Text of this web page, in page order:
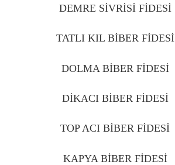
DEMRE SİVRİSİ FİDESİ
TATLI KIL BİBER FİDESİ
DOLMA BİBER FİDESİ
DİKACI BİBER FİDESİ
TOP ACI BİBER FİDESİ
KAPYA BİBER FİDESİ